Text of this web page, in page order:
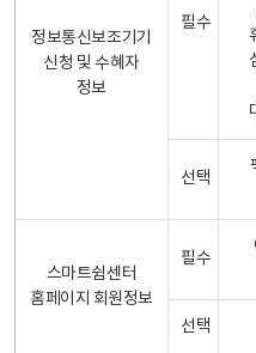
정보통신보조기기
신청 및 수혜자
정보
필수
선택
스마트쉼센터
홈페이지 회원정보
필수
선택